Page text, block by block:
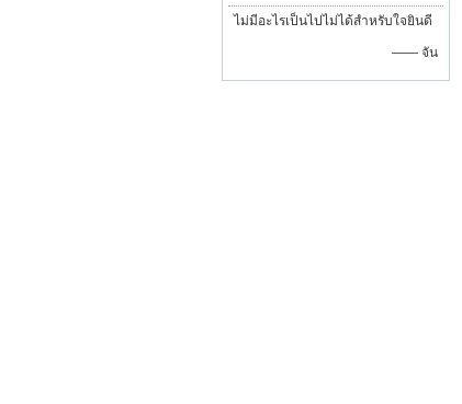
ไม่มีอะไรเป็นไปไม่ได้สำหรับใจยินดี
—— จัน